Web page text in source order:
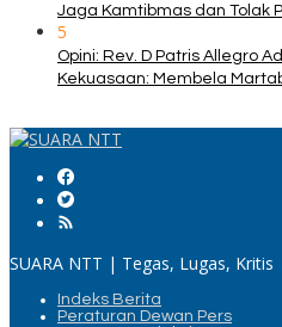
Jaga Kamtibmas dan Tolak
5
Opini: Rev. D Patris Allegro
Kekuasaan: Membela
SUARA NTT | Tegas, Lugas, Kritis
Indeks Berita
Peraturan Dewan Pers